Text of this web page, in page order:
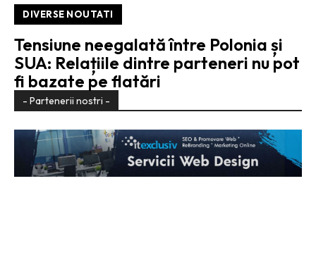
DIVERSE NOUTATI
Tensiune neegalată între Polonia și
SUA: Relațiile dintre parteneri nu pot
fi bazate pe flatări
- Partenerii nostri -